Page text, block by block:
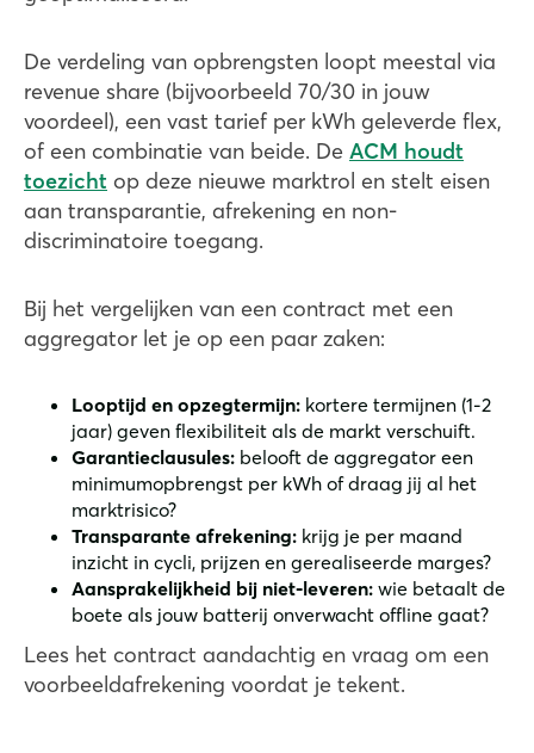
De verdeling van opbrengsten loopt meestal via
revenue share (bijvoorbeeld 70/30 in jouw
voordeel), een vast tarief per kWh geleverde flex,
of een combinatie van beide. De ACM houdt
toezicht op deze nieuwe marktrol en stelt eisen
aan transparantie, afrekening en non-
discriminatoire toegang.
Bij het vergelijken van een contract met een
aggregator let je op een paar zaken:
Looptijd en opzegtermijn: kortere termijnen (1-2
jaar) geven flexibiliteit als de markt verschuift.
Garantieclausules: belooft de aggregator een
minimumopbrengst per kWh of draag jij al het
marktrisico?
Transparante afrekening: krijg je per maand
inzicht in cycli, prijzen en gerealiseerde marges?
Aansprakelijkheid bij niet-leveren: wie betaalt de
boete als jouw batterij onverwacht offline gaat?
Lees het contract aandachtig en vraag om een
voorbeeldafrekening voordat je tekent.